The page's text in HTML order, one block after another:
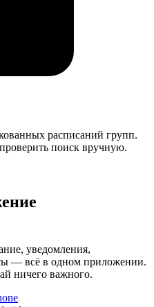
расписаний групп.
поиск вручную.
уведомления,
— всё в одном приложении.
ничего важного.